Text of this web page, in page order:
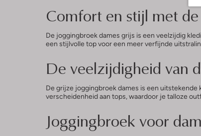
Comfort en stijl met
De joggingbroek dames grijs is een veelzijdig
een stijlvolle top voor een meer verfijnde
De veelzijdigheid van
De grijze joggingbroek dames is een
verscheidenheid aan tops, waardoor je talloze
Joggingbroek voor